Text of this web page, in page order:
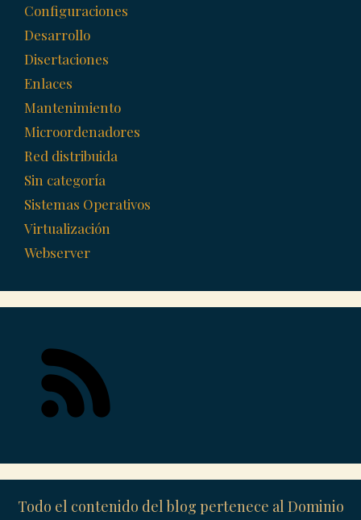
Configuraciones
Desarrollo
Disertaciones
Enlaces
Mantenimiento
Microordenadores
Red distribuida
Sin categoría
Sistemas Operativos
Virtualización
Webserver
Todo el contenido del blog pertenece al Dominio